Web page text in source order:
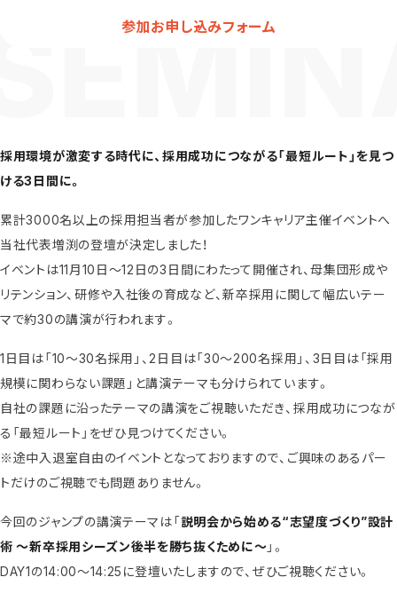
参加お申し込みフォーム
採用環境が激変する時代に、採用成功につながる「最短ルート」を見つ
ける3日間に。
累計3000名以上の採用担当者が参加したワンキャリア主催イベントへ
当社代表増渕の登壇が決定しました！
イベントは11月10日～12日の3日間にわたって開催され、母集団形成や
リテンション、研修や入社後の育成など、新卒採用に関して幅広いテー
マで約30の講演が行われます。
1日目は「10～30名採用」、2日目は「30～200名採用」、3日目は「採用
規模に関わらない課題」と講演テーマも分けられています。
自社の課題に沿ったテーマの講演をご視聴いただき、採用成功につなが
る「最短ルート」をぜひ見つけてください。
※途中入退室自由のイベントとなっておりますので、ご興味のあるパー
トだけのご視聴でも問題ありません。
今回のジャンプの講演テーマは「説明会から始める“志望度づくり”設計
術 ～新卒採用シーズン後半を勝ち抜くために～」。
DAY1の14:00～14:25に登壇いたしますので、ぜひご視聴ください。